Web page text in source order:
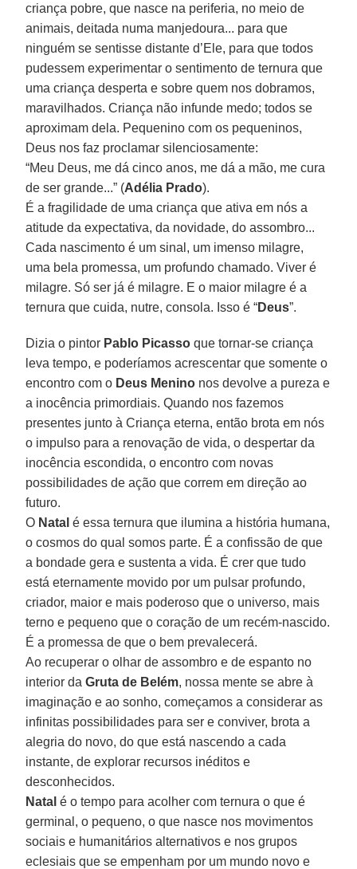
criança pobre, que nasce na periferia, no meio de
animais, deitada numa manjedoura... para que
ninguém se sentisse distante d’Ele, para que todos
pudessem experimentar o sentimento de ternura que
uma criança desperta e sobre quem nos dobramos,
maravilhados. Criança não infunde medo; todos se
aproximam dela. Pequenino com os pequeninos,
Deus nos faz proclamar silenciosamente:
“Meu Deus, me dá cinco anos, me dá a mão, me cura
de ser grande...” (Adélia Prado).
É a fragilidade de uma criança que ativa em nós a
atitude da expectativa, da novidade, do assombro...
Cada nascimento é um sinal, um imenso milagre,
uma bela promessa, um profundo chamado. Viver é
milagre. Só ser já é milagre. E o maior milagre é a
ternura que cuida, nutre, consola. Isso é “Deus”.
Dizia o pintor Pablo Picasso que tornar-se criança
leva tempo, e poderíamos acrescentar que somente o
encontro com o Deus Menino nos devolve a pureza e
a inocência primordiais. Quando nos fazemos
presentes junto à Criança eterna, então brota em nós
o impulso para a renovação de vida, o despertar da
inocência escondida, o encontro com novas
possibilidades de ação que correm em direção ao
futuro.
O Natal é essa ternura que ilumina a história humana,
o cosmos do qual somos parte. É a confissão de que
a bondade gera e sustenta a vida. É crer que tudo
está eternamente movido por um pulsar profundo,
criador, maior e mais poderoso que o universo, mais
terno e pequeno que o coração de um recém-nascido.
É a promessa de que o bem prevalecerá.
Ao recuperar o olhar de assombro e de espanto no
interior da Gruta de Belém, nossa mente se abre à
imaginação e ao sonho, começamos a considerar as
infinitas possibilidades para ser e conviver, brota a
alegria do novo, do que está nascendo a cada
instante, de explorar recursos inéditos e
desconhecidos.
Natal é o tempo para acolher com ternura o que é
germinal, o pequeno, o que nasce nos movimentos
sociais e humanitários alternativos e nos grupos
eclesiais que se empenham por um mundo novo e